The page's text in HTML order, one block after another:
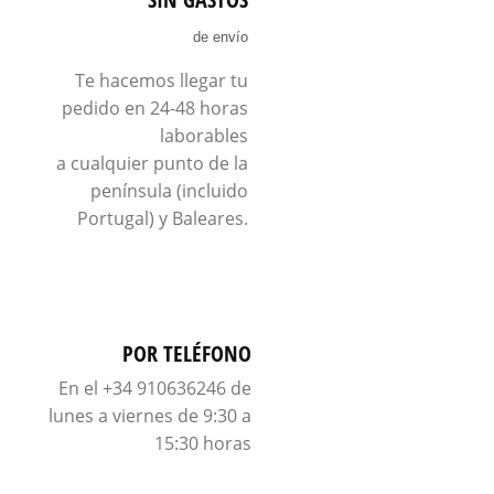
de envío
Te hacemos llegar tu
pedido en 24-48 horas
laborables
a cualquier punto de la
península (incluido
Portugal) y Baleares.
POR TELÉFONO
En el +34 910636246 de
lunes a viernes de 9:30 a
15:30 horas